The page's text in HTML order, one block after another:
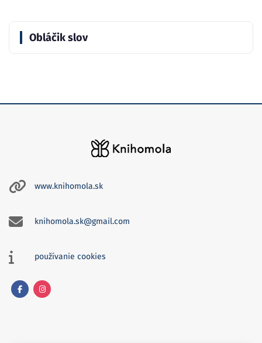
Obláčik slov
www.knihomola.sk
knihomola.sk@gmail.com
používanie cookies